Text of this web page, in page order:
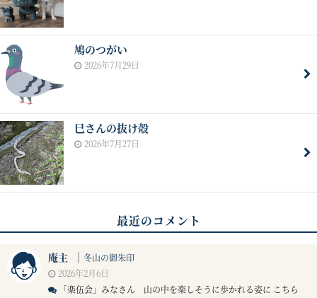
鳩のつがい
2026年7月29日
巳さんの抜け殻
2026年7月27日
最近のコメント
庵主 ｜ 冬山の御朱印
2026年2月6日
「楽伍会」みなさん 山の中を楽しそうに歩かれる姿に こちら